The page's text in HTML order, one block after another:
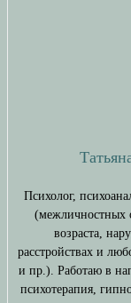
Психолог,
(межличностных
возраста,
расстройствах и
и пр.). Работаю в
психотерапия,